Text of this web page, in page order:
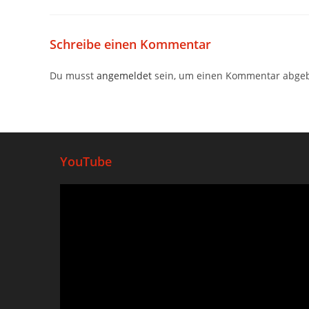
Schreibe einen Kommentar
Du musst angemeldet sein, um einen Kommentar
YouTube